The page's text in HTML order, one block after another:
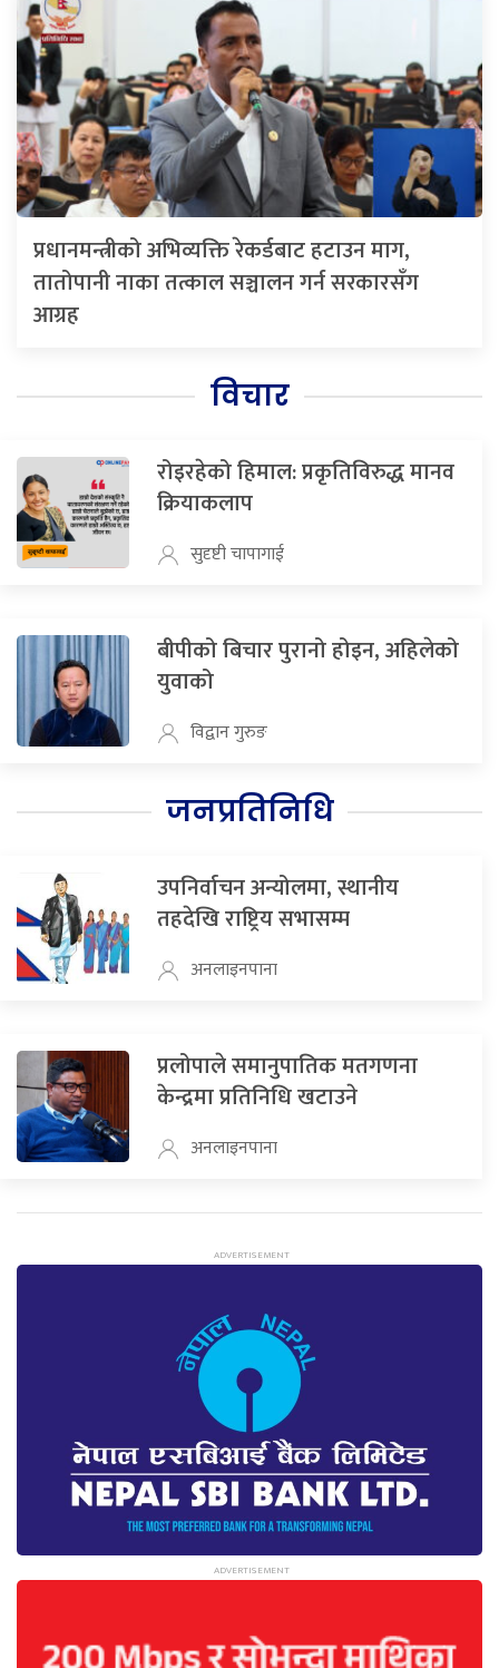
प्रधानमन्त्रीको अभिव्यक्ति रेकर्डबाट हटाउन माग,
तातोपानी नाका तत्काल सञ्चालन गर्न सरकारसँग
आग्रह
विचार
रोइरहेको हिमाल: प्रकृतिविरुद्ध मानव
क्रियाकलाप
सुदृष्टी चापागाई
बीपीको बिचार पुरानो होइन, अहिलेको
युवाको
विद्वान गुरुङ
जनप्रतिनिधि
उपनिर्वाचन अन्योलमा, स्थानीय
तहदेखि राष्ट्रिय सभासम्म
अनलाइनपाना
प्रलोपाले समानुपातिक मतगणना
केन्द्रमा प्रतिनिधि खटाउने
अनलाइनपाना